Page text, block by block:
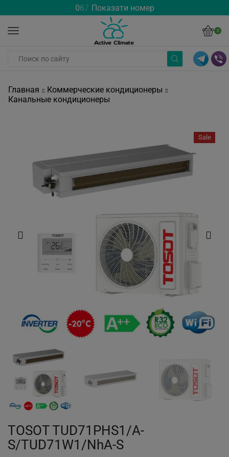
067 Показати номер
0
Главная
Коммерческие кондиционеры
Канальные кондиционеры
Sale
TOSOT TUD71PHS1/A-
S/TUD71W1/NhA-S